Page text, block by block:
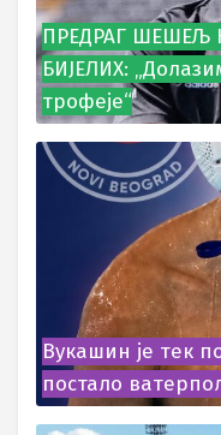
ПРЕДРАГ ШЕШЕЉ
БИЈЕЛИХ:
трофеје“
Вукашин је тек
постало